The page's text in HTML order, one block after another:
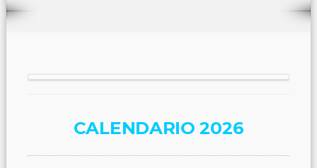
CALENDARIO 2026